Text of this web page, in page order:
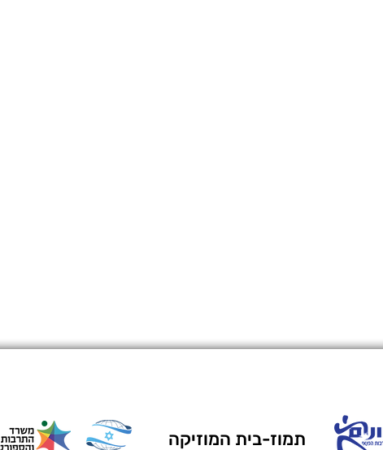
תמוז-בית המוזיקה